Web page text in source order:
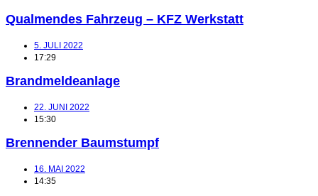
Qualmendes Fahrzeug – KFZ Werkstatt
5. JULI 2022
17:29
Brandmeldeanlage
22. JUNI 2022
15:30
Brennender Baumstumpf
16. MAI 2022
14:35